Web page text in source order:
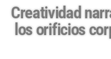
Creatividad
los orificios